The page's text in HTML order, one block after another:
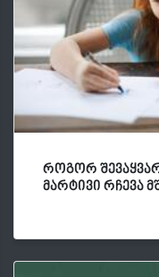
როგორ
მარტივი რჩევა